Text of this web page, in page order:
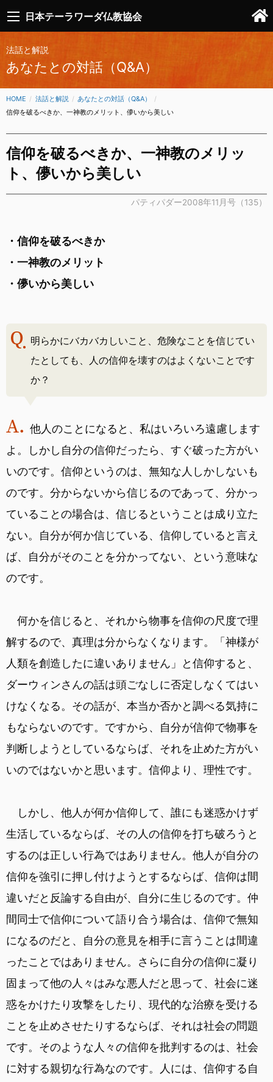
日本テーラワーダ仏教協会
法話と解説
あなたとの対話（Q&A）
HOME 法話と解説
あなたとの対話（Q&A）
CURRENT:
信仰を破るべきか、一神教のメリット、儚いから美しい
信仰を破るべきか、一神教のメリッ
ト、儚いから美しい
パティパダー2008年11月号（135）
・信仰を破るべきか
・一神教のメリット
・儚いから美しい
明らかにバカバカしいこと、危険なことを信じてい
たとしても、人の信仰を壊すのはよくないことです
か？
他人のことになると、私はいろいろ遠慮します
よ。しかし自分の信仰だったら、すぐ破った方がい
いのです。信仰というのは、無知な人しかしないも
のです。分からないから信じるのであって、分かっ
ていることの場合は、信じるということは成り立た
ない。自分が何か信じている、信仰していると言え
ば、自分がそのことを分かってない、という意味な
のです。
何かを信じると、それから物事を信仰の尺度で理
解するので、真理は分からなくなります。「神様が
人類を創造したに違いありません」と信仰すると、
ダーウィンさんの話は頭ごなしに否定しなくてはい
けなくなる。その話が、本当か否かと調べる気持に
もならないのです。ですから、自分が信仰で物事を
判断しようとしているならば、それを止めた方がい
いのではないかと思います。信仰より、理性です。
しかし、他人が何か信仰して、誰にも迷惑かけず
生活しているならば、その人の信仰を打ち破ろうと
するのは正しい行為ではありません。他人が自分の
信仰を強引に押し付けようとするならば、信仰は間
違いだと反論する自由が、自分に生じるのです。仲
間同士で信仰について語り合う場合は、信仰で無知
になるのだと、自分の意見を相手に言うことは間違
ったことではありません。さらに自分の信仰に凝り
固まって他の人々はみな悪人だと思って、社会に迷
惑をかけたり攻撃をしたり、現代的な治療を受ける
ことを止めさせたりするならば、それは社会の問題
です。そのような人々の信仰を批判するのは、社会
に対する親切な行為なのです。人には、信仰する自